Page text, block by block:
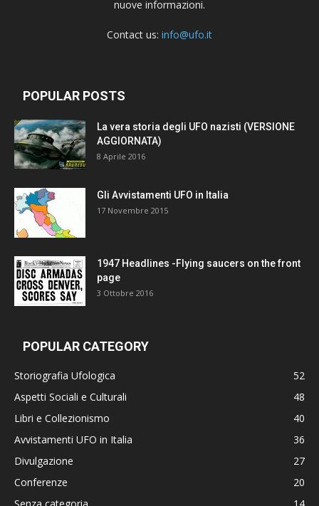
nuove informazioni.
Contact us: info@ufo.it
POPULAR POSTS
La vera storia degli UFO nazisti (VERSIONE
AGGIORNATA)
8 Aprile 2016
Gli Avvistamenti UFO in Italia
17 Novembre 2015
1947 Headlines -Flying saucers on the front
page
3 Ottobre 2016
POPULAR CATEGORY
Storiografia Ufologica
52
Aspetti Sociali e Culturali
48
Libri e Collezionismo
40
Avvistamenti UFO in Italia
36
Divulgazione
27
Conferenze
20
Senza categoria
14